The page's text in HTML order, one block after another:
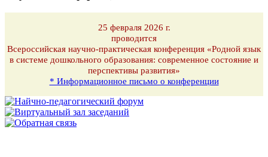
25 февраля 2026 г.
проводится
Всероссийская научно-практическая конференция «Родной язык
в системе дошкольного образования: современное состояние и
перспективы развития»
* Информационное письмо о конференции